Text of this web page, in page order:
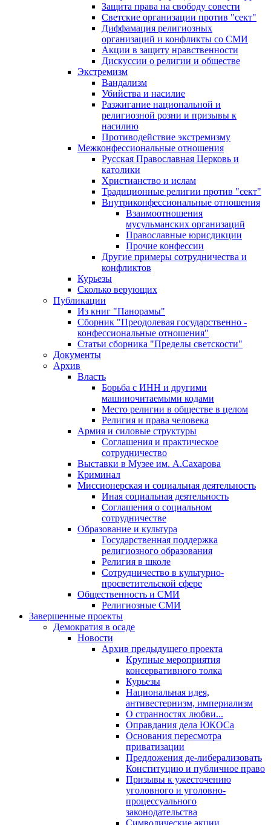
Защита права на свободу совести
Светские организации против "сект"
Диффамация религиозных
организаций и конфликты со СМИ
Акции в защиту нравственности
Дискуссии о религии и обществе
Экстремизм
Вандализм
Убийства и насилие
Разжигание национальной и
религиозной розни и призывы к
насилию
Противодействие экстремизму
Межконфессиональные отношения
Русская Православная Церковь и
католики
Христианство и ислам
Традиционные религии против "сект"
Внутриконфессиональные отношения
Взаимоотношения
мусульманских организаций
Православные юрисдикции
Прочие конфессии
Другие примеры сотрудничества и
конфликтов
Курьезы
Сколько верующих
Публикации
Из книг "Панорамы"
Сборник "Преодолевая государственно -
конфессиональные отношения"
Статьи сборника "Пределы светскости"
Документы
Архив
Власть
Борьба с ИНН и другими
машиночитаемыми кодами
Место религии в обществе в целом
Религия и права человека
Армия и силовые структуры
Соглашения и практическое
сотрудничество
Выставки в Музее им. А.Сахарова
Криминал
Миссионерская и социальная деятельность
Иная социальная деятельность
Соглашения о социальном
сотрудничестве
Образование и культура
Государственная поддержка
религиозного образования
Религия в школе
Сотрудничество в культурно-
просветительской сфере
Общественность и СМИ
Религиозные СМИ
Завершенные проекты
Демократия в осаде
Новости
Архив предыдущего проекта
Крупные мероприятия
консервативного толка
Курьезы
Национальная идея,
антивестернизм, империализм
О странностях любви...
Оправдания дела ЮКОСа
Основания пересмотра
приватизации
Предложения де-либерализовать
Конституцию и публичное право
Призывы к ужесточению
уголовного и уголовно-
процессуального
законодательства
Символические акции